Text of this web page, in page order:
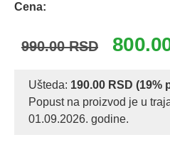
Cena:
990.00RSD
je
bila:
990.00
Ušteda: 190.00 RSD (19%
Popust na proizvod je u
01.09.2026. godine.